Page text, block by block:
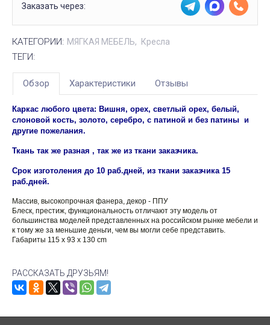
Заказать через:
КАТЕГОРИИ: МЯГКАЯ МЕБЕЛЬ Кресла
ТЕГИ:
Обзор Характеристики Отзывы
Каркас любого цвета: Вишня, орех, светлый орех, белый,
слоновой кость, золото, серебро, с патиной и без патины и
другие пожелания.
Ткань так же разная , так же из ткани заказчика.
Срок изготоления до 10 раб.дней, из ткани заказчика 15
раб.дней.
Массив, высокопрочная фанера, декор - ППУ
Блеск, престиж, функциональность отличают эту модель от
большинства моделей представленных на российском рынке мебели и
к тому же за меньшие деньги, чем вы могли себе представить.
Габариты 115 x 93 x 130 cm
РАССКАЗАТЬ ДРУЗЬЯМ!